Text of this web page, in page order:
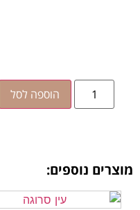
הוספה לסל
מוצרים נוספים: